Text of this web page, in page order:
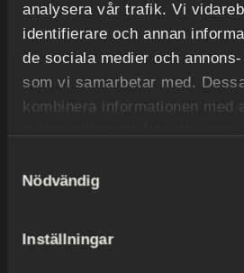
analysera vår trafik. Vi
identifierare och annan
de sociala medier och
som vi samarbetar med.
kombinera informationen med
Nödvändig
Inställningar
Vid tillverkningen av tiarorna
av budgetvänliga material
lim, färg och kartong.
imponerande – på avstånd är
övertygande lika originalen.
är mycket lättare än vad en
och man ser på baksidan att
av något ädelt i ett föremål
material är kanske det